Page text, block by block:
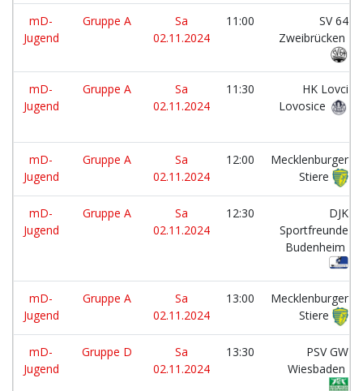
mD-
Jugend
Gruppe A
Sa
02.11.2024
11:00
SV 64
Zweibrücken
mD-
Jugend
Gruppe A
Sa
02.11.2024
11:30
HK Lovci
Lovosice
mD-
Jugend
Gruppe A
Sa
02.11.2024
12:00
Mecklenburger
Stiere
mD-
Jugend
Gruppe A
Sa
02.11.2024
12:30
DJK
Sportfreunde
Budenheim
mD-
Jugend
Gruppe A
Sa
02.11.2024
13:00
Mecklenburger
Stiere
mD-
Jugend
Gruppe D
Sa
02.11.2024
13:30
PSV GW
Wiesbaden